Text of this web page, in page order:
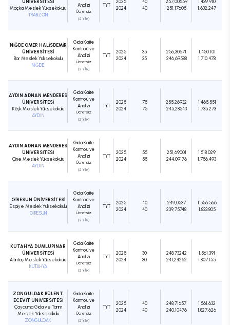
ÜNİVERSİTESİ
Maçka Meslek Yüksekokulu
TRABZON
Analizi
Ücretsiz
(2 Yıllık)
TYT
2025
2024
40
40
257,00659
251,17605
1.439.910
1.632.247
NİĞDE ÖMER HALİSDEMİR
ÜNİVERSİTESİ
Bor Meslek Yüksekokulu
NİĞDE
Gıda Kalite
Kontrolü ve
Analizi
Ücretsiz
(2 Yıllık)
TYT
2025
2024
35
35
256,30671
246,69588
1.450.101
1.710.478
AYDIN ADNAN MENDERES
ÜNİVERSİTESİ
Köşk Meslek Yüksekokulu
AYDIN
Gıda Kalite
Kontrolü ve
Analizi
Ücretsiz
(2 Yıllık)
TYT
2025
2024
75
75
255,26932
245,28543
1.465.551
1.735.273
AYDIN ADNAN MENDERES
ÜNİVERSİTESİ
Çine Meslek Yüksekokulu
AYDIN
Gıda Kalite
Kontrolü ve
Analizi
Ücretsiz
(2 Yıllık)
TYT
2025
2024
55
55
251,69001
244,09176
1.518.029
1.756.493
GİRESUN ÜNİVERSİTESİ
Espiye Meslek Yüksekokulu
GİRESUN
Gıda Kalite
Kontrolü ve
Analizi
Ücretsiz
(2 Yıllık)
TYT
2025
2024
40
40
249,0537
239,75748
1.556.566
1.833.805
KÜTAHYA DUMLUPINAR
ÜNİVERSİTESİ
Altıntaş Meslek Yüksekokulu
KÜTAHYA
Gıda Kalite
Kontrolü ve
Analizi
Ücretsiz
(2 Yıllık)
TYT
2025
2024
30
30
248,73242
241,24262
1.561.391
1.807.155
ZONGULDAK BÜLENT
ECEVİT ÜNİVERSİTESİ
Çaycuma Gıda ve Tarım
Meslek Yüksekokulu
ZONGULDAK
Gıda Kalite
Kontrolü ve
Analizi
Ücretsiz
(2 Yıllık)
TYT
2025
2024
40
40
248,71657
240,10476
1.561.632
1.827.626